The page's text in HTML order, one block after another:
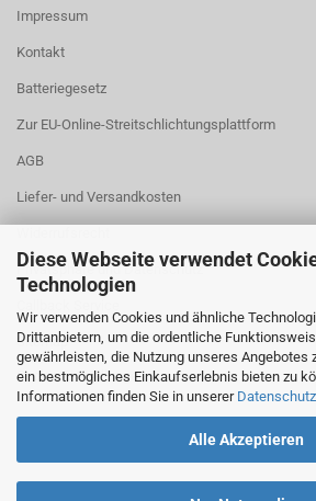
Diese Webseite verwendet
Technologien
Wir verwenden Cookies und ähnliche
Drittanbietern, um die ordentliche
gewährleisten, die Nutzung unseres Angebotes
ein bestmögliches Einkaufserlebnis bieten zu
Informationen finden Sie in unserer
Alle Akzeptieren
Impressum
Kontakt
Batteriegesetz
Zur EU-Online-Streitschlichtungsplattform
AGB
Liefer- und Versandkosten
Privatsphäre und Datenschutz
Sitemap
Cookie Einstellungen